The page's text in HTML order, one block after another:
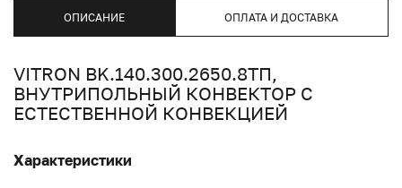
ОПИСАНИЕ ОПЛАТА И ДОСТАВКА
VITRON BK.140.300.2650.8ТП,
ВНУТРИПОЛЬНЫЙ КОНВЕКТОР С
ЕСТЕСТВЕННОЙ КОНВЕКЦИЕЙ
Характеристики